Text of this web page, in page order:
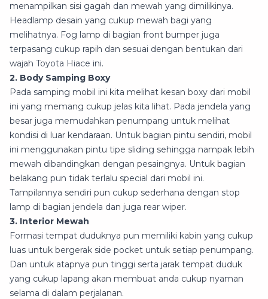
menampilkan sisi gagah dan mewah yang dimilikinya.
Headlamp desain yang cukup mewah bagi yang
melihatnya. Fog lamp di bagian front bumper juga
terpasang cukup rapih dan sesuai dengan bentukan dari
wajah Toyota Hiace ini.
2. Body Samping Boxy
Pada samping mobil ini kita melihat kesan boxy dari mobil
ini yang memang cukup jelas kita lihat. Pada jendela yang
besar juga memudahkan penumpang untuk melihat
kondisi di luar kendaraan. Untuk bagian pintu sendiri, mobil
ini menggunakan pintu tipe sliding sehingga nampak lebih
mewah dibandingkan dengan pesaingnya. Untuk bagian
belakang pun tidak terlalu special dari mobil ini.
Tampilannya sendiri pun cukup sederhana dengan stop
lamp di bagian jendela dan juga rear wiper.
3. Interior Mewah
Formasi tempat duduknya pun memiliki kabin yang cukup
luas untuk bergerak side pocket untuk setiap penumpang.
Dan untuk atapnya pun tinggi serta jarak tempat duduk
yang cukup lapang akan membuat anda cukup nyaman
selama di dalam perjalanan.